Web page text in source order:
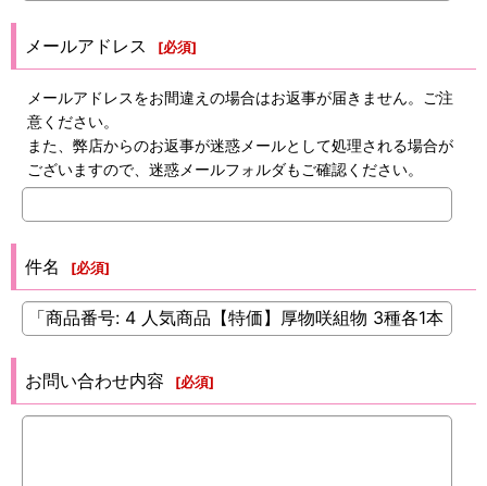
メールアドレス [必須]
メールアドレスをお間違えの場合はお返事が届きません。ご注
意ください。
また、弊店からのお返事が迷惑メールとして処理される場合が
ございますので、迷惑メールフォルダもご確認ください。
件名 [必須]
お問い合わせ内容 [必須]